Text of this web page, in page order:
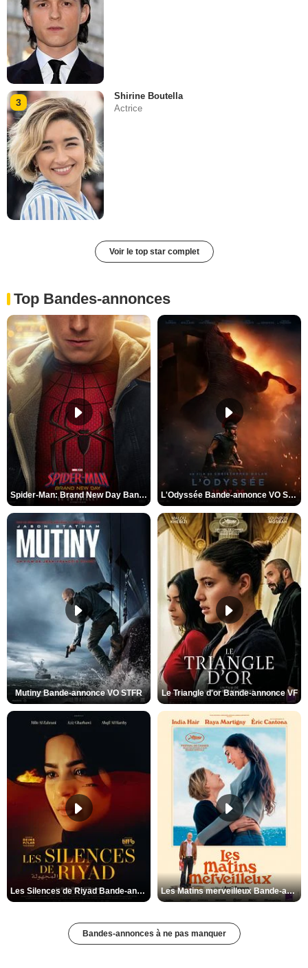
3
Shirine Boutella
Actrice
Voir le top star complet
Top Bandes-annonces
Spider-Man: Brand New Day Bande-annonce VO STFR L'Odyssée Bande-annonce VO STFR
Mutiny Bande-annonce VO STFR Le Triangle d'or Bande-annonce VF
Les Silences de Riyad Bande-annonce VO STFR Les Matins merveilleux Bande-annonce VF
Bandes-annonces à ne pas manquer